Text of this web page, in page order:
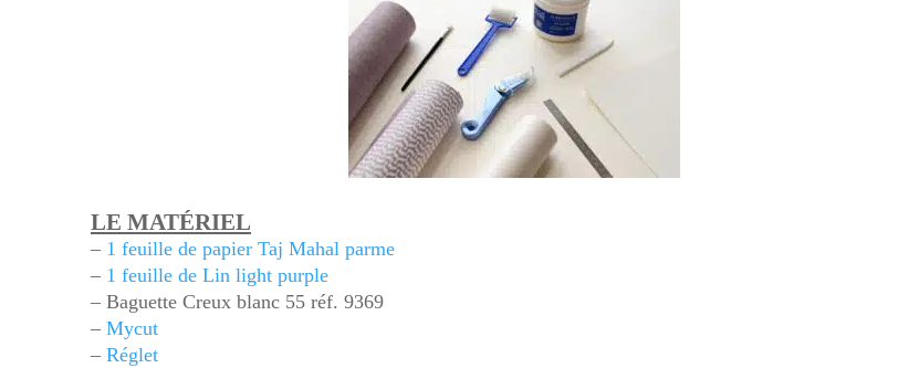
LE MATÉRIEL
– 1 feuille de papier Taj Mahal parme
– 1 feuille de Lin light purple
– Baguette Creux blanc 55 réf. 9369
– Mycut
– Réglet